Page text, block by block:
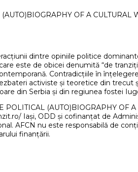
OF A
dintre opiniile politice
este de obicei denumită “de
Contradicțiile în
activiste și teoretice din
din Serbia și din regiunea fostei
POLITICAL (AUTO)BIOGRAPHY OF
Iași, ODD și cofinanțat de
AFCN nu este responsabilă de
finanțării.